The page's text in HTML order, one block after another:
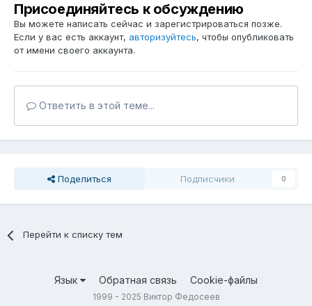
Присоединяйтесь к обсуждению
Вы можете написать сейчас и зарегистрироваться позже.
Если у вас есть аккаунт, авторизуйтесь, чтобы опубликовать
от имени своего аккаунта.
Ответить в этой теме...
Поделиться Подписчики 0
Перейти к списку тем
Язык Обратная связь Cookie-файлы
1999 - 2025 Виктор Федосеев